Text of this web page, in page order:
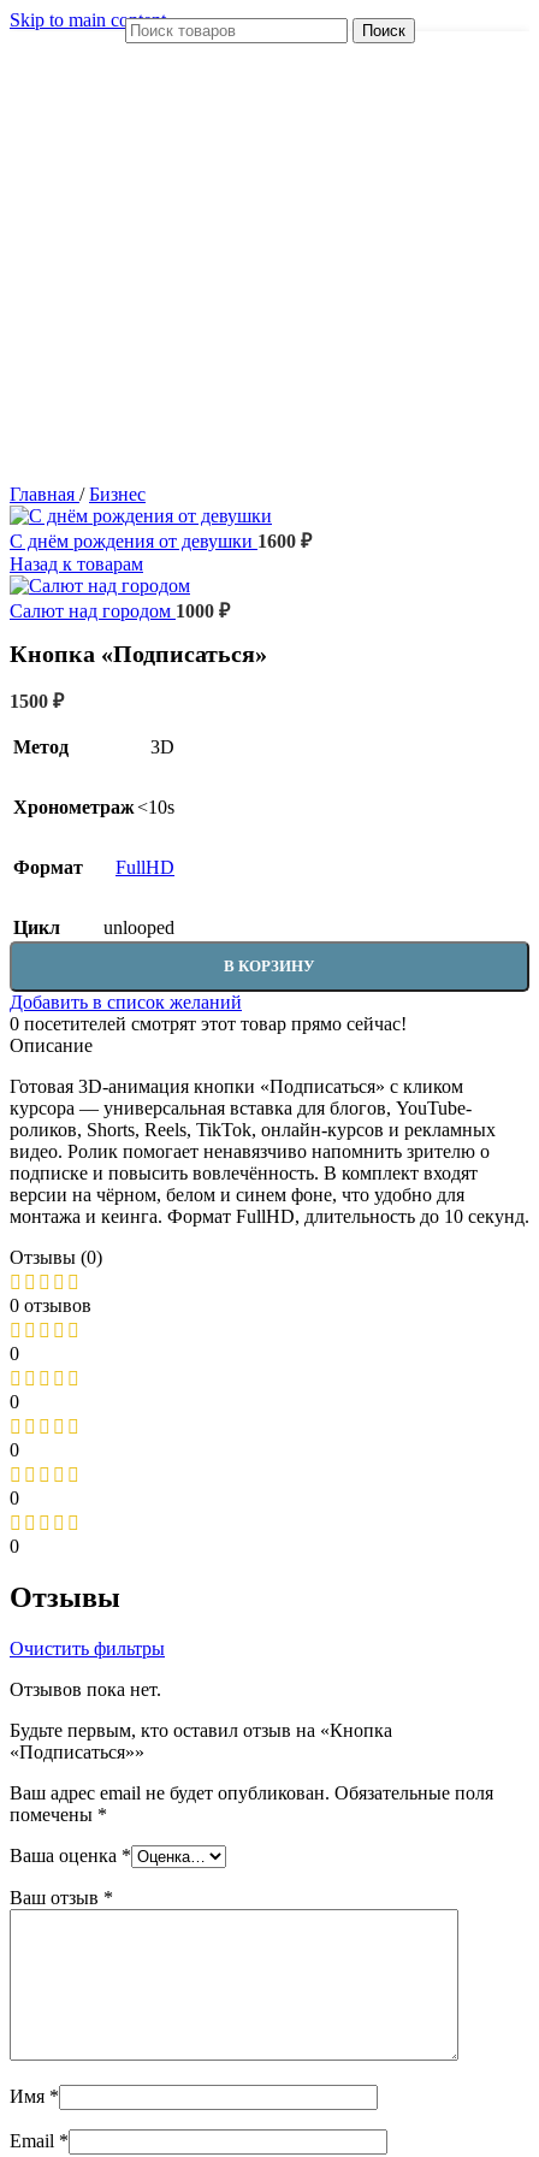
Skip to main content
Поиск
Главная / Бизнес
С днём рождения от девушки 1600 ₽
Назад к товарам
Салют над городом 1000 ₽
Кнопка «Подписаться»
1500 ₽
Метод 3D
Хронометраж<10s
Формат FullHD
Цикл unlooped
В КОРЗИНУ
Добавить в список желаний
0 посетителей смотрят этот товар прямо сейчас!
Описание
Готовая 3D-анимация кнопки «Подписаться» с кликом
курсора — универсальная вставка для блогов, YouTube-
роликов, Shorts, Reels, TikTok, онлайн-курсов и рекламных
видео. Ролик помогает ненавязчиво напомнить зрителю о
подписке и повысить вовлечённость. В комплект входят
версии на чёрном, белом и синем фоне, что удобно для
монтажа и кеинга. Формат FullHD, длительность до 10 секунд.
Отзывы (0)
0 отзывов
0
0
0
0
0
Отзывы
Очистить фильтры
Отзывов пока нет.
Будьте первым, кто оставил отзыв на «Кнопка
«Подписаться»»
Ваш адрес email не будет опубликован. Обязательные поля
помечены *
Ваша оценка *
Ваш отзыв *
Имя *
Email *